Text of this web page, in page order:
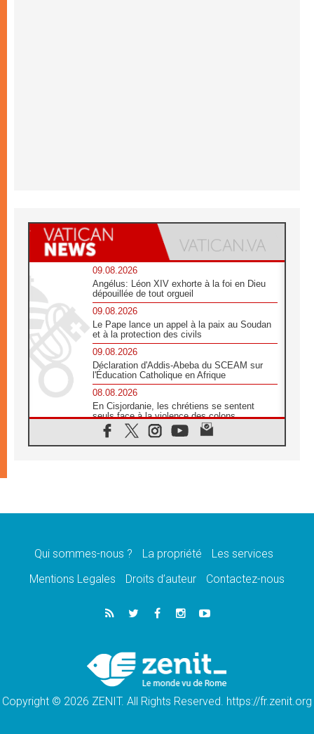
09.08.2026
Angélus: Léon XIV exhorte à la foi en Dieu
dépouillée de tout orgueil
09.08.2026
Le Pape lance un appel à la paix au Soudan
et à la protection des civils
09.08.2026
Déclaration d'Addis-Abeba du SCEAM sur
l'Éducation Catholique en Afrique
08.08.2026
En Cisjordanie, les chrétiens se sentent
seuls face à la violence des colons
08.08.2026
Léon XIV au sanctuaire de Notre Dame du
08.08.2026
08.08.2026
catholiques
Au Bangladesh, l'Église accompagne les
Dalits sur le chemin de la dignité
Philippines: le vicariat apostolique de
Calapan devient un diocèse
Qui sommes-nous ? La propriété
Les services
Mentions Legales
Droits d’auteur Contactez-nous
Copyright © 2026 ZENIT. All Rights Reserved. https://fr.zenit.org